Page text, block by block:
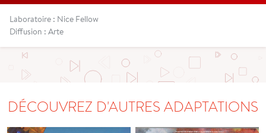
Laboratoire : Nice Fellow
Diffusion : Arte
DÉCOUVREZ D'AUTRES ADAPTATIONS